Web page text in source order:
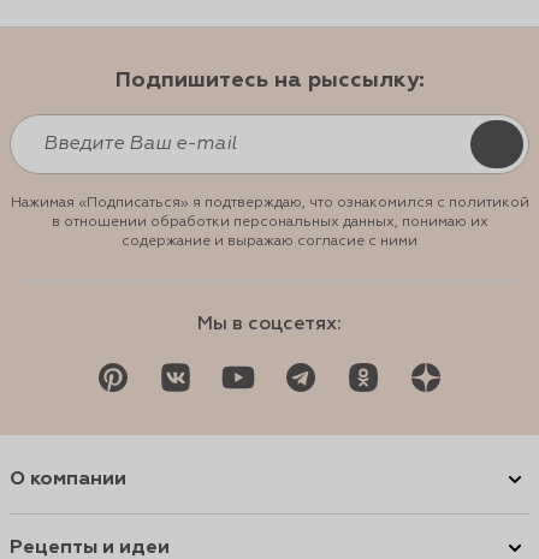
Подпишитесь на рыссылку:
Нажимая «Подписаться» я подтверждаю, что ознакомился с политикой
в отношении обработки персональных данных, понимаю их
содержание и выражаю согласие с ними
Мы в соцсетях:
О компании
Рецепты и идеи